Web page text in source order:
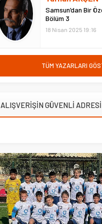
ile
21-24
Samsun’dan Bir
Bölüm 3
18 Nisan 2025 19:16
TÜM YAZARLARI
ALIŞVERİŞİN GÜVENLİ ADRESİ